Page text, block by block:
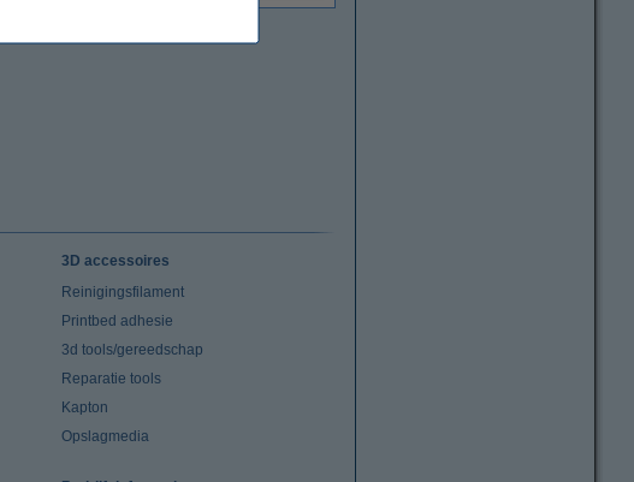
3D accessoires
Reinigingsfilament
Printbed adhesie
3d tools/gereedschap
Reparatie tools
Kapton
Opslagmedia